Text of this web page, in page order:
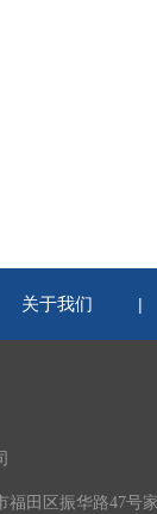
关于我们 |
福田区振华路47号